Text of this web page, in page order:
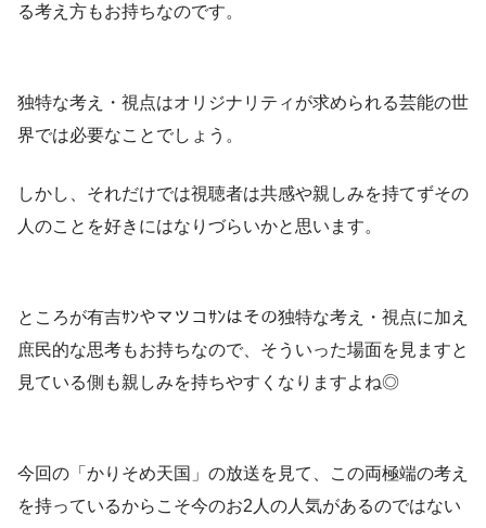
る考え方もお持ちなのです。
独特な考え・視点はオリジナリティが求められる芸能の世
界では必要なことでしょう。
しかし、それだけでは視聴者は共感や親しみを持てずその
人のことを好きにはなりづらいかと思います。
ところが有吉ｻﾝやマツコｻﾝはその独特な考え・視点に加え
庶民的な思考もお持ちなので、そういった場面を見ますと
見ている側も親しみを持ちやすくなりますよね◎
今回の「かりそめ天国」の放送を見て、この両極端の考え
を持っているからこそ今のお2人の人気があるのではない